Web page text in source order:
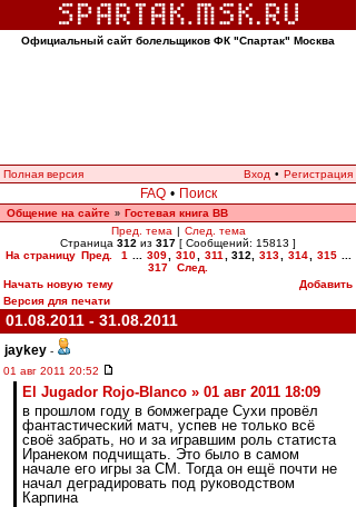
Официальный сайт болельщиков ФК "Спартак" Москва
Полная версия Вход • Регистрация
FAQ • Поиск
Общение на сайте » Гостевая книга ВВ
Пред. тема | След. тема
Страница 312 из 317 [ Сообщений: 15813 ]
На страницу Пред. 1 309 310 311 312 313 314 315
317
След.
Начать новую тему
Добавить
Версия для печати
01.08.2011 - 31.08.2011
jaykey -
01 авг 2011 20:52
El Jugador Rojo-Blanco » 01 авг 2011 18:09
в прошлом году в бомжеграде Сухи провёл
фантастический матч, успев не только всё
своё забрать, но и за игравшим роль статиста
Иранеком подчищать. Это было в самом
начале его игры за СМ. Тогда он ещё почти не
начал деградировать под руководством
Карпина